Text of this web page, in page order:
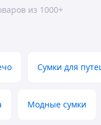
из 1000+
Сумки для
Модные сумки